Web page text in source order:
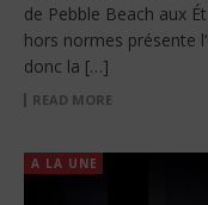
de Pebble Beach aux
hors normes présente
donc la […]
READ MORE
A LA UNE